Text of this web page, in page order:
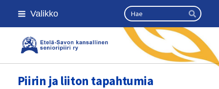
Siirry
sivun
Valikko Haku
Hae
Etelä-Savon Kansallinen
Piirin ja liiton tapahtumia